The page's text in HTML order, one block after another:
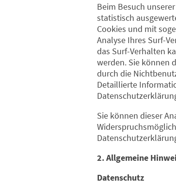
Beim Besuch
statistisch
Cookies und mit
Analyse Ihres Surf-
das Surf-Verhalten
werden. Sie können
durch die
Detaillierte
Sie können dieser
2. Allgemeine
Datenschutz